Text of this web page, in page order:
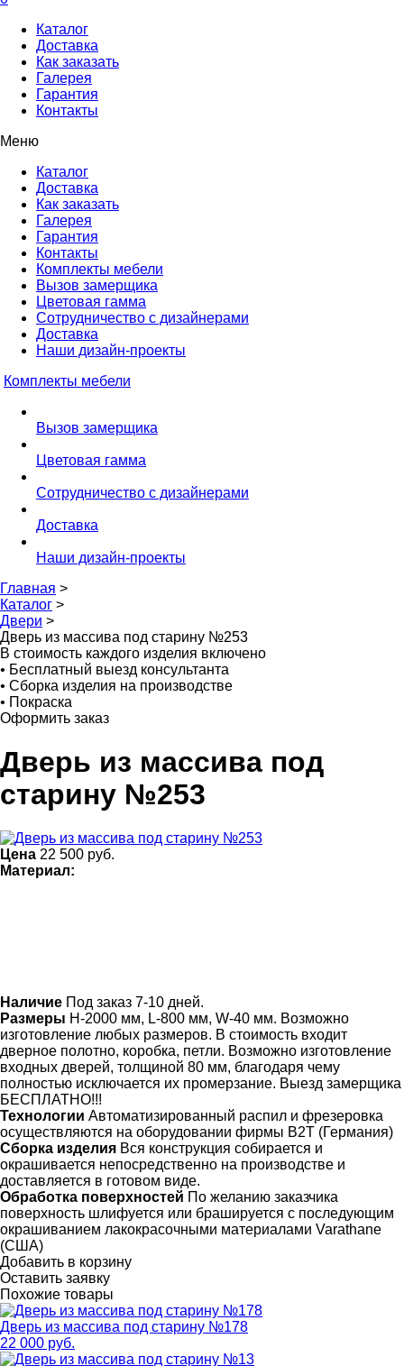
Каталог
Доставка
Как заказать
Галерея
Гарантия
Контакты
Меню
Каталог
Доставка
Как заказать
Галерея
Гарантия
Контакты
Комплекты мебели
Вызов замерщика
Цветовая гамма
Сотрудничество с дизайнерами
Доставка
Наши дизайн-проекты
Комплекты мебели
Вызов замерщика
Цветовая гамма
Сотрудничество с дизайнерами
Доставка
Наши дизайн-проекты
Главная >
Каталог >
Двери >
Дверь из массива под старину №253
В стоимость каждого изделия включено
• Бесплатный выезд консультанта
• Сборка изделия на производстве
• Покраска
Оформить заказ
Дверь из массива под
старину №253
Цена 22 500 руб.
Материал:
Наличие Под заказ 7-10 дней.
Размеры Н-2000 мм, L-800 мм, W-40 мм. Возможно
изготовление любых размеров. В стоимость входит
дверное полотно, коробка, петли. Возможно изготовление
входных дверей, толщиной 80 мм, благодаря чему
полностью исключается их промерзание. Выезд замерщика
БЕСПЛАТНО!!!
Технологии Автоматизированный распил и фрезеровка
осуществляются на оборудовании фирмы B2T (Германия)
Сборка изделия Вся конструкция собирается и
окрашивается непосредственно на производстве и
доставляется в готовом виде.
Обработка поверхностей По желанию заказчика
поверхность шлифуется или брашируется с последующим
окрашиванием лакокрасочными материалами Varathane
(США)
Добавить в корзину
Оставить заявку
Похожие товары
Дверь из массива под старину №178
22 000 руб.